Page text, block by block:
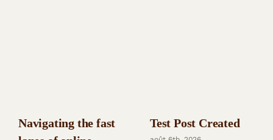
Navigating the fast
Test Post Created